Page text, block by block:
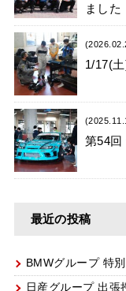
ました
1/17(
第54回
最近の投稿
BMWグループ 特
日産グループ 出張